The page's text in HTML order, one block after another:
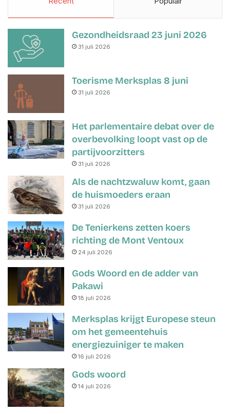
Gezondheidsraad 23 juni 2026
31 juli 2026
Toerisme Merksplas 8 juni
31 juli 2026
Het parlementaire debat over de
overbevolking loopt vast op de
partijvoorzitters
31 juli 2026
Als de nachtzwaluw komt, gaan
de huismoeders eraan
31 juli 2026
De Tenierkens zetten koers
richting de Mont Ventoux
24 juli 2026
Gods Woord en de adder van
Pakawi
18 juli 2026
Merksplas krijgt Europese steun
om het gemeentehuis
energiezuiniger te maken
16 juli 2026
Gods woord
14 juli 2026